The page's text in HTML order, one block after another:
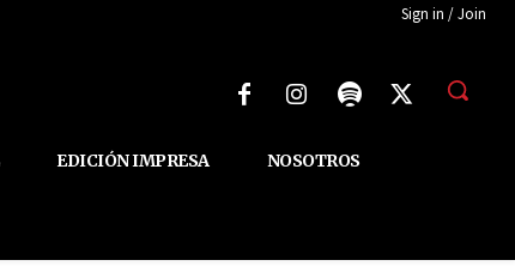
Sign in / Join
EDICIÓN IMPRESA NOSOTROS